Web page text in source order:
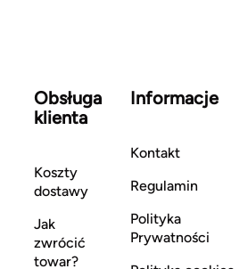
Obsługa
klienta
Koszty
dostawy
Jak
zwrócić
towar?
Informacje
Kontakt
Regulamin
Polityka
Prywatności